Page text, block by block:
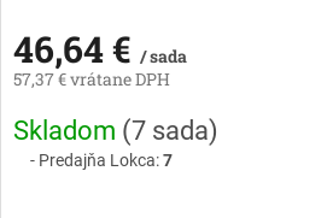
46,64 € / sada
57,37 € vrátane DPH
Jednotková
cena:
Skladom (7 sada)
Predajňa Lokca:7